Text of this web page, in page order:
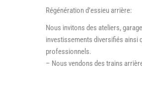
Régénération d’essieu arrière:
Nous invitons des ateliers,
investissements diversifiés ainsi
professionnels.
– Nous vendons des trains